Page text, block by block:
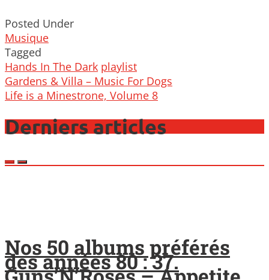
Posted Under
Musique
Tagged
Hands In The Dark playlist
Post
navigation
Gardens & Villa – Music For Dogs
Life is a Minestrone, Volume 8
Derniers articles
Nos 50 albums préférés
des années 80 : 37.